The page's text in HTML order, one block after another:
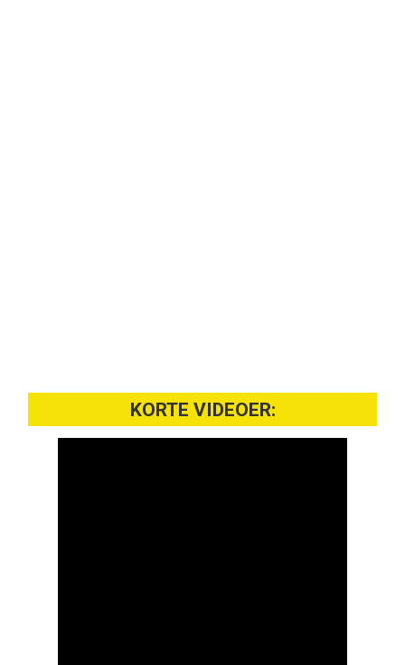
KORTE VIDEOER: